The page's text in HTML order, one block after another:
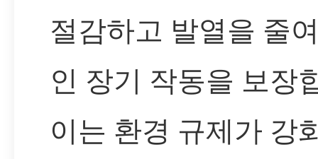
절감하고 발열을 줄
인 장기 작동을 보장
이는 환경 규제가 강